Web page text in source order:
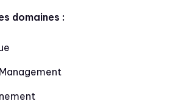
domaines :